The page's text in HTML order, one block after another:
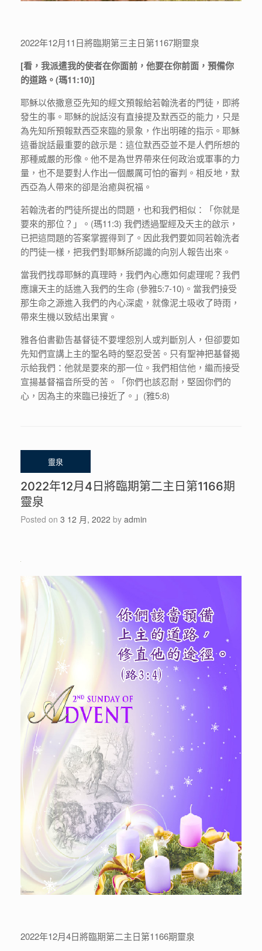
2022年12月11日將臨期第三主日第1167期靈泉
[看，我派遣我的使者在你面前，他要在你前面，預備你
的道路。(瑪11:10)]
耶穌以依撒意亞先知的經文預報給若翰洗者的門徒，即將
發生的事。耶穌的說話沒有直接提及默西亞的能力，只是
為先知所預報默西亞來臨的景象，作出明確的指示。耶穌
這番說話最重要的啟示是：這位默西亞並不是人們所想的
那種威嚴的形像。他不是為世界帶來任何政治或軍事的力
量，也不是要對人作出一個嚴厲可怕的審判。相反地，默
西亞為人帶來的卻是治癒與祝福。
若翰洗者的門徒所提出的問題，也和我們相似：「你就是
要來的那位？」。(瑪11:3) 我們透過聖經及天主的啟示，
已把這問題的答案掌握得到了。因此我們要如同若翰洗者
的門徒一樣，把我們對耶穌所認識的向別人報告出來。
當我們找尋耶穌的真理時，我們內心應如何處理呢？我們
應讓天主的話進入我們的生命 (參雅5:7-10)。當我們接受
那生命之源進入我們的內心深處，就像泥土吸收了時雨，
帶來生機以致結出果實。
雅各伯書勸告基督徒不要埋怨別人或判斷別人，但卻要如
先知們宣講上主的聖名時的堅忍受苦。只有聖神把基督揭
示給我們：他就是要來的那一位。我們相信他，繼而接受
宣揚基督福音所受的苦。「你們也該忍耐，堅固你們的
心，因為主的來臨已接近了。」(雅5:8)
2022年12月4日將臨期第二主日第1166期
靈泉
Posted on 3 12 月, 2022 by admin
2022年12月4日將臨期第二主日第1166期靈泉